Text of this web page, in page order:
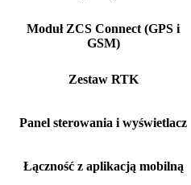
Moduł ZCS Connect (GPS i
GSM)
Zestaw RTK
Panel sterowania i wyświetlacz
Łączność z aplikacją mobilną